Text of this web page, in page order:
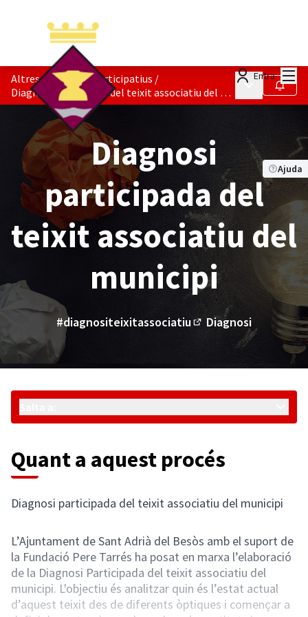
Entra
Altres Processos Participatius /
Diagnosi participada del teixit associatiu del municipi
Menú Seguir
Ajuda
Diagnosi
participada del
teixit associatiu del
municipi
#diagnositeixitassociatiu
(Enllaç extern)
Diagnosi
Quant a aquest procés
Diagnosi participada del teixit associatiu del municipi
L’Ajuntament de Sant Adrià del Besòs amb el suport de
la Fundació Pere Tarrés ha posat en marxa l’elaboració
de la Diagnosi Participada del teixit associatiu del
municipi. L'objectiu és analitzar quin és l’estat actual
d’aquest teixit des de diferents òptiques i començar a